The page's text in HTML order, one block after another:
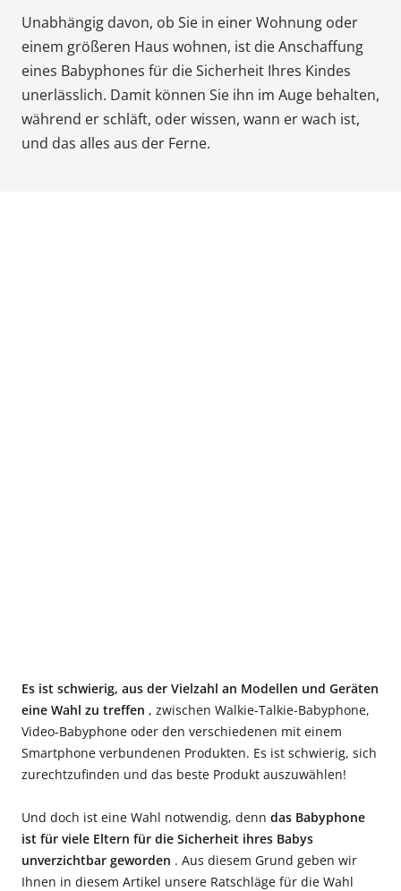
prix
sur
Babyphones,
coussins
maternité
et
ciel
Unabhängig davon, ob Sie in einer Wohnung oder
einem größeren Haus wohnen, ist die Anschaffung
eines Babyphones für die Sicherheit Ihres Kindes
unerlässlich. Damit können Sie ihn im Auge behalten,
während er schläft, oder wissen, wann er wach ist,
und das alles aus der Ferne.
Es ist schwierig, aus der Vielzahl an Modellen und Geräten
eine Wahl zu treffen , zwischen Walkie-Talkie-Babyphone,
Video-Babyphone oder den verschiedenen mit einem
Smartphone verbundenen Produkten. Es ist schwierig, sich
zurechtzufinden und das beste Produkt auszuwählen!
Und doch ist eine Wahl notwendig, denn das Babyphone
ist für viele Eltern für die Sicherheit ihres Babys
unverzichtbar geworden . Aus diesem Grund geben wir
Ihnen in diesem Artikel unsere Ratschläge für die Wahl